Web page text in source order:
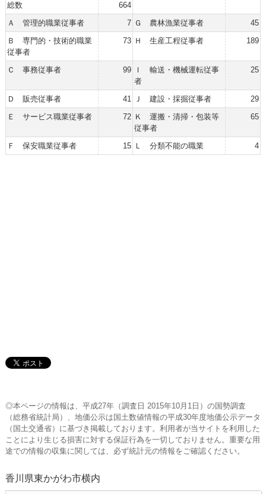
総数
664
Ａ 管理的職業従事者
7 Ｇ 農林漁業従事者
45
Ｂ 専門的・技術的職業
従事者
73 Ｈ 生産工程従事者 189
Ｃ 事務従事者 99
Ｉ 輸送・機械運転従事
者
25
Ｄ 販売従事者 41 Ｊ 建設・採掘従事者
29
Ｅ サービス職業従事者
72 Ｋ 運搬・清掃・包装等
従事者
65
Ｆ 保安職業従事者 15 Ｌ 分類不能の職業 4
◎本ページの情報は、平成27年（調査日 2015年10月1日）の国勢調査
（総務省統計局）、地価公示は国土数値情報の平成30年度地価公示データ
（国土交通省）に基づき掲載しております。利用者が当サイトを利用した
ことにより生じる損害に対する保証行為を一切しておりません。重要な用
途での情報の収集に関しては、必ず統計元の情報をご確認ください。
香川県東かがわ市横内